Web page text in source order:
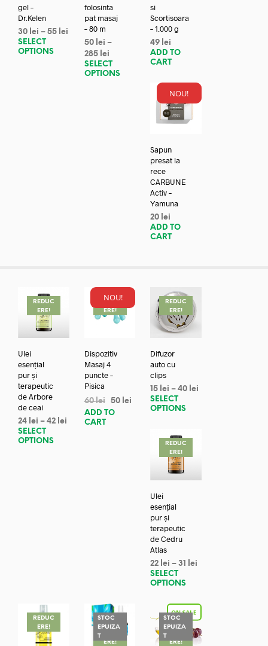
gel –
Dr.Kelen
30 lei – 55 lei
SELECT
OPTIONS
folosinta
pat masaj
– 80 m
50 lei –
285 lei
SELECT
OPTIONS
si
Scortisoara
– 1.000 g
49 lei
ADD TO
CART
NOU!
Sapun
presat la
rece
CARBUNE
Activ –
Yamuna
20 lei
ADD TO
CART
REDUC
ERE!
Ulei
esențial
pur și
terapeutic
de Arbore
de ceai
24 lei – 42 lei
SELECT
OPTIONS
NOU!
REDUC
ERE!
Dispozitiv
Masaj 4
puncte –
Pisica
60lei 50 lei
ADD TO
CART
REDUC
ERE!
Difuzor
auto cu
clips
15 lei –40 lei
SELECT
OPTIONS
REDUC
ERE!
Ulei
esențial
pur și
terapeutic
de Cedru
Atlas
22 lei –31
lei
SELECT
OPTIONS
REDUC
ERE!
STOC
EPUIZA
TREDUC
ERE!
STOC
EPUIZA
TREDUC
ERE!